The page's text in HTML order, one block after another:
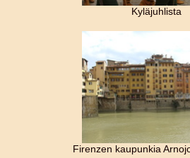
Kyläjuhlista
Firenzen kaupunkia